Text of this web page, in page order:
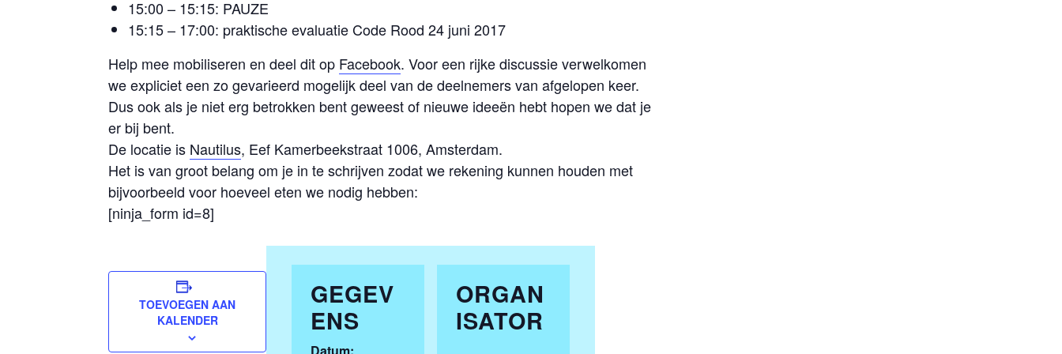
15:00 – 15:15: PAUZE
15:15 – 17:00: praktische evaluatie Code Rood 24 juni 2017
Help mee mobiliseren en deel dit op Facebook. Voor een rijke discussie verwelkomen
we expliciet een zo gevarieerd mogelijk deel van de deelnemers van afgelopen keer.
Dus ook als je niet erg betrokken bent geweest of nieuwe ideeën hebt hopen we dat je
er bij bent.
De locatie is Nautilus, Eef Kamerbeekstraat 1006, Amsterdam.
Het is van groot belang om je in te schrijven zodat we rekening kunnen houden met
bijvoorbeeld voor hoeveel eten we nodig hebben:
[ninja_form id=8]
TOEVOEGEN AAN
KALENDER
GEGEV
ENS
ORGAN
ISATOR